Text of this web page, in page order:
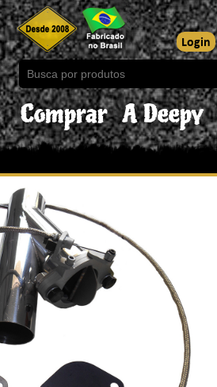
Login
Comprar A Deepy